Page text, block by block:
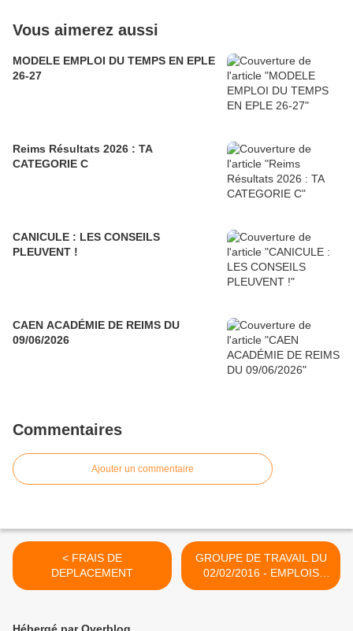
Vous aimerez aussi
MODELE EMPLOI DU TEMPS EN EPLE
26-27
Reims Résultats 2026 : TA
CATEGORIE C
CANICULE : LES CONSEILS
PLEUVENT !
CAEN ACADÉMIE DE REIMS DU
09/06/2026
Commentaires
Ajouter un commentaire
< FRAIS DE
DEPLACEMENT
GROUPE DE TRAVAIL DU
02/02/2016 - EMPLOIS
ADMINISTRATIFS >